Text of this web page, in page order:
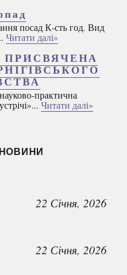
посад К-сть год. Вид
Читати далі»
практична
Читати далі»
22 Січня, 2026
22 Січня, 2026